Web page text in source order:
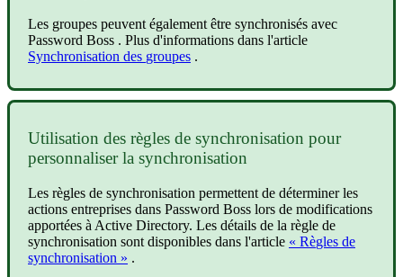
Les groupes peuvent également être synchronisés avec
Password Boss . Plus d'informations dans l'article
Synchronisation des groupes .
Utilisation des règles de synchronisation pour
personnaliser la synchronisation
Les règles de synchronisation permettent de déterminer les
actions entreprises dans Password Boss lors de modifications
apportées à Active Directory. Les détails de la règle de
synchronisation sont disponibles dans l'article « Règles de
synchronisation » .